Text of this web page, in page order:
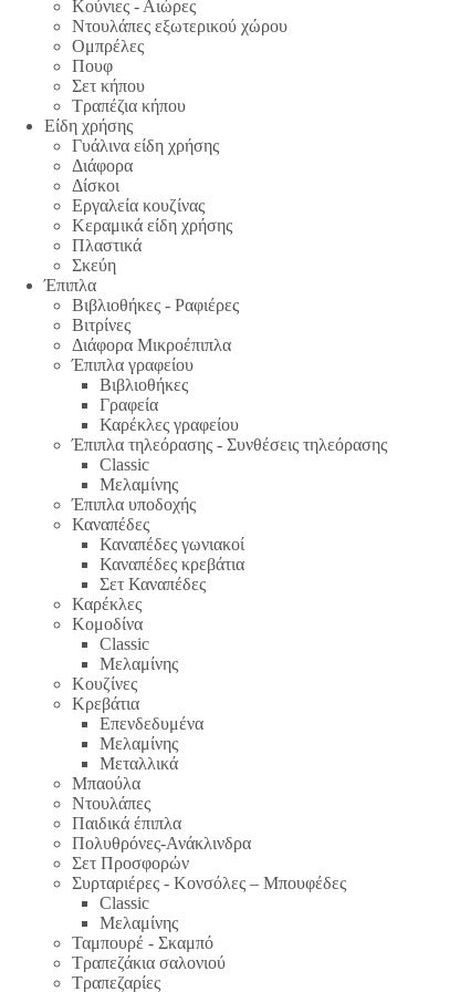
Κούνιες - Αιώρες
Ντουλάπες εξωτερικού χώρου
Ομπρέλες
Πουφ
Σετ κήπου
Τραπέζια κήπου
Είδη χρήσης
Γυάλινα είδη χρήσης
Διάφορα
Δίσκοι
Εργαλεία κουζίνας
Κεραμικά είδη χρήσης
Πλαστικά
Σκεύη
Έπιπλα
Βιβλιοθήκες - Ραφιέρες
Βιτρίνες
Διάφορα Μικροέπιπλα
Έπιπλα γραφείου
Βιβλιοθήκες
Γραφεία
Καρέκλες γραφείου
Έπιπλα τηλεόρασης - Συνθέσεις τηλεόρασης
Classic
Μελαμίνης
Έπιπλα υποδοχής
Καναπέδες
Καναπέδες γωνιακοί
Καναπέδες κρεβάτια
Σετ Καναπέδες
Καρέκλες
Κομοδίνα
Classic
Μελαμίνης
Κουζίνες
Κρεβάτια
Επενδεδυμένα
Μελαμίνης
Μεταλλικά
Μπαούλα
Ντουλάπες
Παιδικά έπιπλα
Πολυθρόνες-Ανάκλινδρα
Σετ Προσφορών
Συρταριέρες - Κονσόλες – Μπουφέδες
Classic
Μελαμίνης
Ταμπουρέ - Σκαμπό
Τραπεζάκια σαλονιού
Τραπεζαρίες